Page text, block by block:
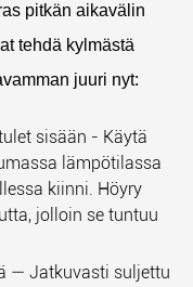
pitkän aikavälin
tehdä kylmästä
juuri nyt:
sisään - Käytä
lämpötilassa
kiinni. Höyry
jolloin se tuntuu
— Jatkuvasti suljettu